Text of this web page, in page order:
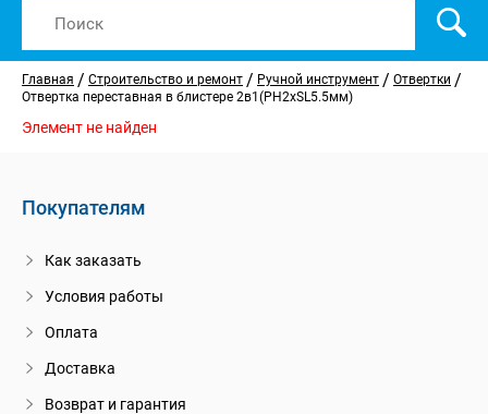
Главная / Строительство и ремонт / Ручной инструмент / Отвертки /
Отвертка переставная в блистере 2в1(РН2хSL5.5мм)
Элемент не найден
Покупателям
Как заказать
Условия работы
Оплата
Доставка
Возврат и гарантия